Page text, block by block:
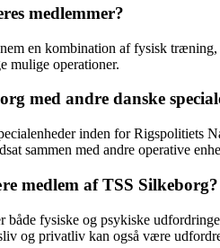
medlemmer?
en kombination af fysisk
mulige operationer.
med andre danske
inden for
sammen med andre operative
medlem af TSS Silkeborg?
fysiske og psykiske
og privatliv kan også være